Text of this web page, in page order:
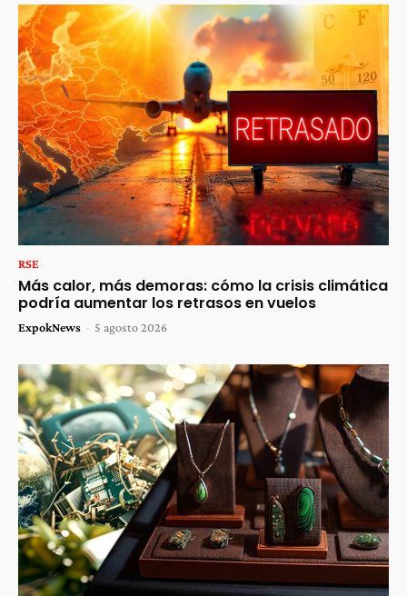
RSE
Más calor, más demoras: cómo la crisis climática
podría aumentar los retrasos en vuelos
ExpokNews - 5 agosto 2026